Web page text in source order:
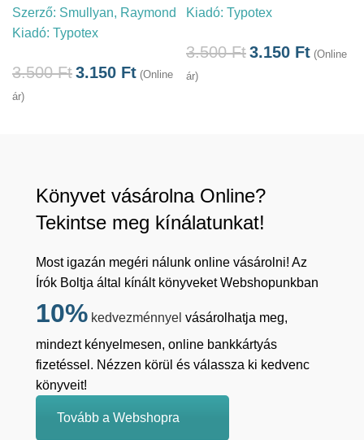
Szerző: Smullyan, Raymond
Kiadó: Typotex
3.500Ft3.150 Ft (Online
ár)
Kiadó: Typotex
3.500Ft3.150 Ft (Online
ár)
Könyvet vásárolna Online?
Tekintse meg kínálatunkat!
Most igazán megéri nálunk online vásárolni! Az
Írók Boltja által kínált könyveket Webshopunkban
10% kedvezménnyel vásárolhatja meg,
mindezt kényelmesen, online bankkártyás
fizetéssel. Nézzen körül és válassza ki kedvenc
könyveit!
Tovább a Webshopra